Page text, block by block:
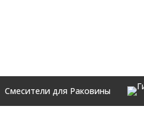
Смесители для Раковины